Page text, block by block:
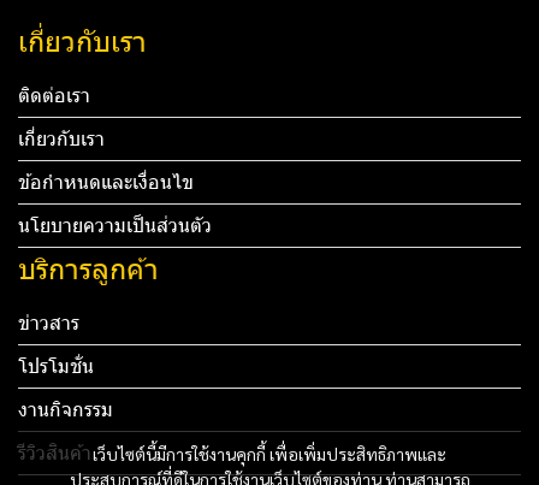
เว็บไซต์นี้มีการใช้งานคุกกี้ เพื่อเพิ่มประสิทธิภาพและ
ประสบการณ์ที่ดีในการใช้งานเว็บไซต์ของท่าน ท่านสามารถ
เกี่ยวกับเรา
ติดต่อเรา
เกี่ยวกับเรา
ข้อกำหนดและเงื่อนไข
นโยบายความเป็นส่วนตัว
บริการลูกค้า
ข่าวสาร
โปรโมชั่น
งานกิจกรรม
รีวิวสินค้า